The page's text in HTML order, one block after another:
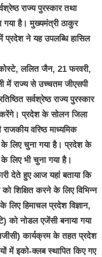
राज्य पुरस्कार तथा
गया है। मुख्यमंत्री ठाकुर
ने यह उपलब्धि हासिल
ललित जैन, 21 फरवरी,
में राज्य से उच्चतम जीएसपी
सर्वश्रेष्ठ राज्य पुरस्कार
करेंगे। प्रदेश के सोलन जिला
वरिष्ठ माध्यमिक
के लिए चुना गया है। प्रदेश के
के लिए भी चुना गया है।
देते हुए आज यहां बताया कि
शिक्षित करने के लिए विभिन्न
लिए हिमाचल प्रदेश विज्ञान,
को नोडल एजेंसी बनाया गया
कार्यक्रम के तहत प्रदेश
में इको-क्लब स्थापित किए गए